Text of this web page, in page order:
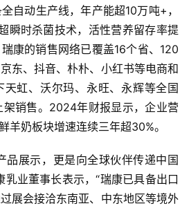
自动生产线，年产能超10万吨+，
瞬时杀菌技术，活性营养留存率提
康的销售网络已覆盖16个省、120
东、抖音、朴朴、小红书等电商和
虹、沃尔玛、永旺、永辉等全国
销售。2024年财报显示，企业营
羊奶板块增速连续三年超30%。
品展示，更是向全球伙伴传递中国
乳业董事长表示，“瑞康已具备出口
展会接洽东南亚、中东地区等境外